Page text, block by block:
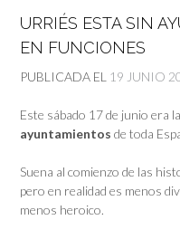
URRIÉS ESTA SIN
EN FUNCIONES
PUBLICADA EL 19 JUNIO
Este sábado 17 de junio era
ayuntamientos de toda
Suena al comienzo de las
pero en realidad es menos
menos heroico.